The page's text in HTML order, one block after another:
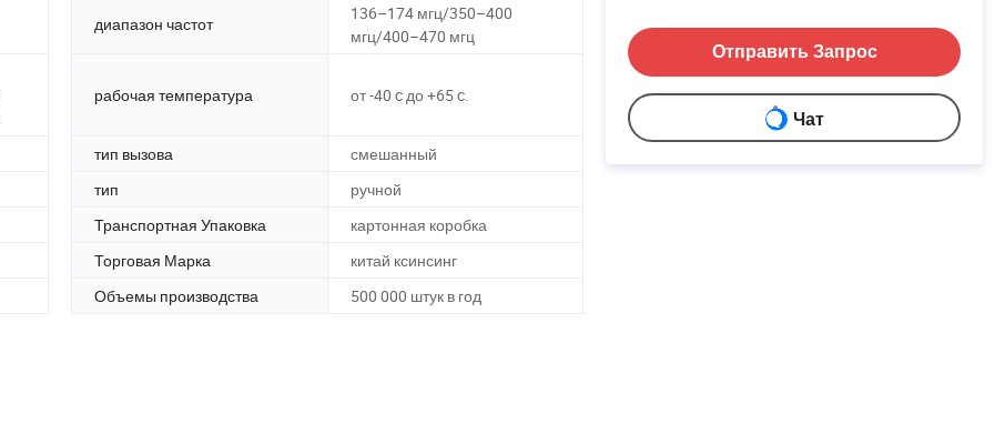
диапазон частот
136–174 мгц/350–400
мгц/400–470 мгц
рабочая температура от -40 c до +65 c.
тип вызова
смешанный
тип
ручной
Транспортная Упаковка
картонная коробка
Торговая Марка
китай ксинсинг
Объемы производства 500 000 штук в год
Отправить Запрос
Чат